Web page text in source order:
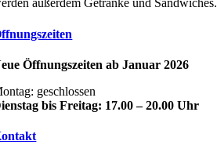
außerdem Getränke und Sandwiches.
Öffnungszeiten ab Januar 2026
geschlossen
bis Freitag: 17.00 – 20.00 Uhr